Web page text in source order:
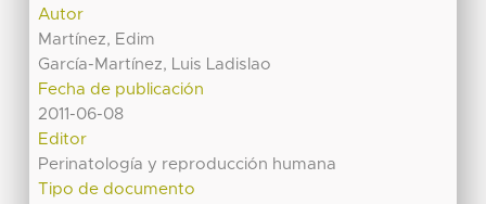
Autor
Martínez, Edim
García-Martínez, Luis Ladislao
Fecha de publicación
2011-06-08
Editor
Perinatología y reproducción humana
Tipo de documento